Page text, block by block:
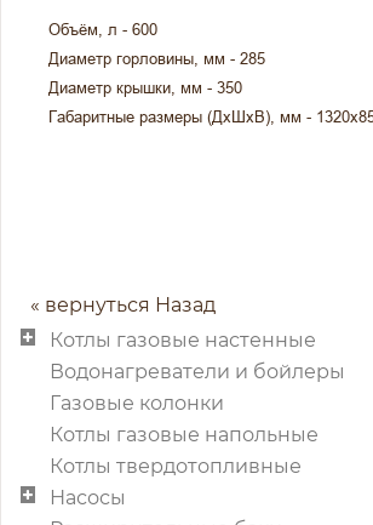
Котлы газовые настенные
Водонагреватели и бойлеры
Газовые колонки
Котлы газовые напольные
Котлы твердотопливные
Насосы
Объём, л - 600
Диаметр горловины, мм - 285
Диаметр крышки, мм - 350
Габаритные размеры (ДхШхВ), мм -
« вернуться Назад